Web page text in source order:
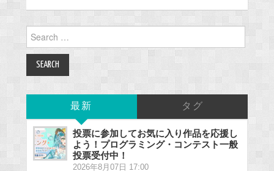
Search
for:
最新 タグ
投票に参加してお気に入り作品を応援し
よう！プログラミング・コンテスト一般
投票受付中！
2026年8月07日 17:00